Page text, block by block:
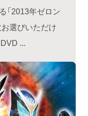
「2013年ゼロン
お選びいただけ
...